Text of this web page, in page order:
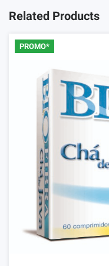
Related Products
PROMO*